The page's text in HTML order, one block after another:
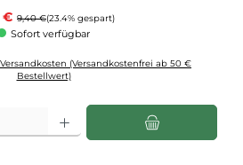
€ Regulärer Preis:
9,40 €(23.4% gespart)
Sofort verfügbar
(Versandkostenfrei ab 50 €
Bestellwert)
Wert ein oder benutze die Schaltflächen